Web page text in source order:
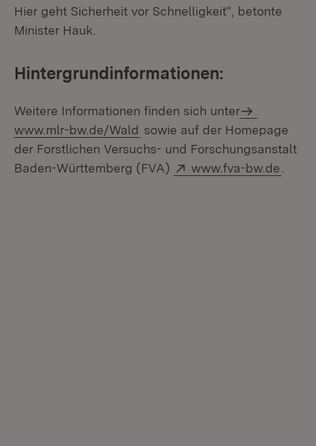
Hier geht Sicherheit vor Schnelligkeit“, betonte
Minister Hauk.
Hintergrundinformationen:
Weitere Informationen finden sich unter
www.mlr-bw.de/Wald sowie auf der Homepage
der Forstlichen Versuchs- und Forschungsanstalt
Baden-Württemberg (FVA)
Extern:
www.fva-bw.de